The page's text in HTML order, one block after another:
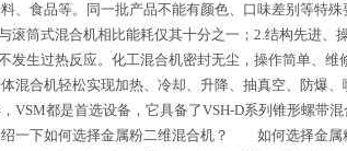
食品等。同一批产品不能有颜色、口味差别等特殊
筒式混合机相比能耗仅其十分之一；2.结构先进、
发生过热反应。化工混合机密封无尘，操作简单、
混合机轻松实现加热、冷却、升降、抽真空、防爆
VSM都是首选设备，它具备了VSH-D系列锥形螺
绍一下如何选择金属粉二维混合机？ 如何选择